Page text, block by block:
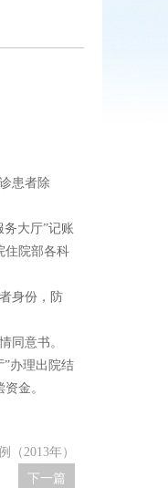
患者除
大厅”记账
住院部各科
身份，防
同意书。
办理出院结
金。
2013年）
下一篇